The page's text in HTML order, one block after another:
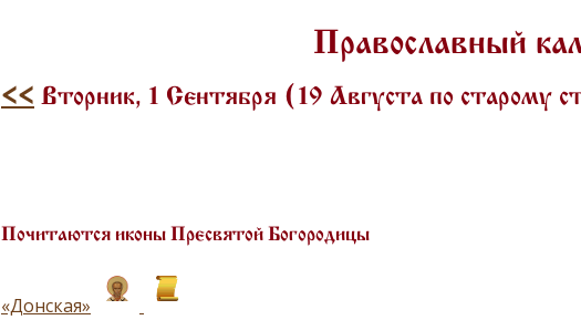
Православный
<< Вторник, 1 Сентября (19 Августа по старому
Почитаются иконы Пресвятой Богородицы
«Донская»